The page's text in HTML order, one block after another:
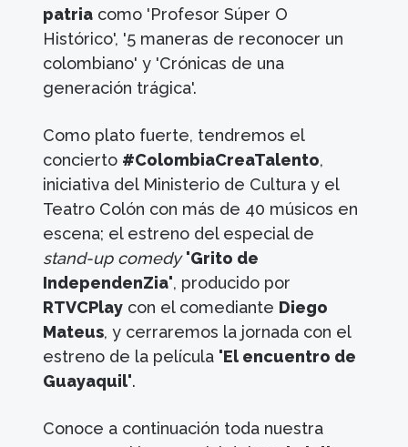
patria como 'Profesor Súper O
Histórico', '5 maneras de reconocer un
colombiano' y 'Crónicas de una
generación trágica'.
Como plato fuerte, tendremos el
concierto #ColombiaCreaTalento,
iniciativa del Ministerio de Cultura y el
Teatro Colón con más de 40 músicos en
escena; el estreno del especial de
stand-up comedy 'Grito de
IndependenZia', producido por
RTVCPlay con el comediante Diego
Mateus, y cerraremos la jornada con el
estreno de la película 'El encuentro de
Guayaquil'.
Conoce a continuación toda nuestra